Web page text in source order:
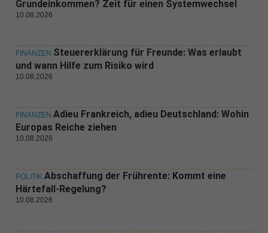
Grundeinkommen? Zeit für einen Systemwechsel
10.08.2026
FINANZEN Steuererklärung für Freunde: Was erlaubt
und wann Hilfe zum Risiko wird
10.08.2026
FINANZEN Adieu Frankreich, adieu Deutschland: Wohin
Europas Reiche ziehen
10.08.2026
POLITIK Abschaffung der Frührente: Kommt eine
Härtefall-Regelung?
10.08.2026